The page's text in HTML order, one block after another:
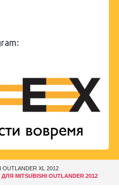
OUTLANDER XL 2012
MITSUBISHI OUTLANDER 2012